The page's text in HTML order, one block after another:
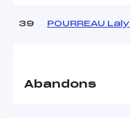
39 POURREAU Laly
Abandons